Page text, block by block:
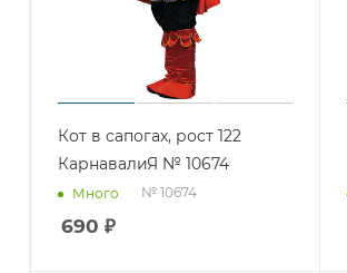
Кот в сапогах, рост 122
КарнавалиЯ № 10674
Много № 10674
690 ₽